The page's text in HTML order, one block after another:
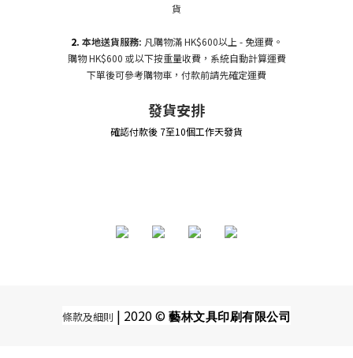
貨
2. 本地送貨服務: 凡購物滿 HK$600以上 - 免運費。
購物 HK$600 或以下按重量收費，系統自動計算運費
下單後可參考購物車，付款前請先確定運費
發貨安排
確認付款後 7至10個工作天發貨
條款及細則 | 2020 © 藝林文具印刷有限公司